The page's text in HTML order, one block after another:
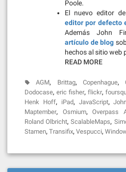
Poole.
El nuevo editor
editor por defecto
Además John
artículo de blog
hechos al sitio web
READ MORE
AGM, Brittag,Copenhague,
Dodocase, eric fisher, flickr,
Henk Hoff, iPad, JavaScript,
Maptember, Osmium, Overpass
Roland Olbricht,ScalableMaps,
Stamen, Transifix, Vespucci,